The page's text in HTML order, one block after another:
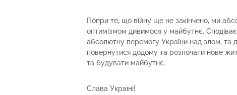
Попри те, що війну ще не закінчено, ми
оптимізмом дивимося у майбутнє.
абсолютну перемогу України над злом, та
повернутися додому та розпочати нове
та будувати майбутнє.
Слава Україні!